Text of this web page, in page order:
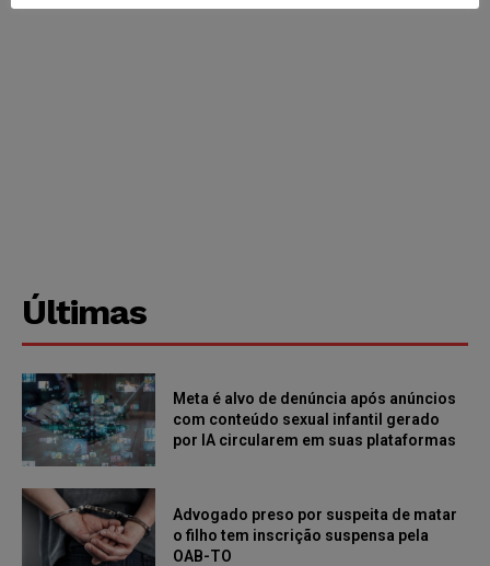
Últimas
Meta é alvo de denúncia após anúncios
com conteúdo sexual infantil gerado
por IA circularem em suas plataformas
Advogado preso por suspeita de matar
o filho tem inscrição suspensa pela
OAB-TO